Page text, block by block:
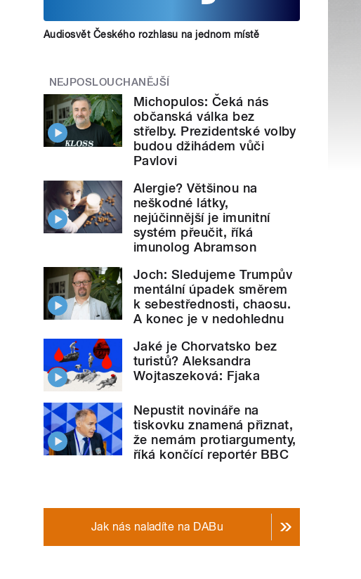
Audiosvět Českého rozhlasu na jednom místě
NEJPOSLOUCHANĚJŠÍ
Michopulos: Čeká nás
občanská válka bez
střelby. Prezidentské volby
budou džihádem vůči
Pavlovi
Alergie? Většinou na
neškodné látky,
nejúčinnější je imunitní
systém přeučit, říká
imunolog Abramson
Joch: Sledujeme Trumpův
mentální úpadek směrem
k sebestřednosti, chaosu.
A konec je v nedohlednu
Jaké je Chorvatsko bez
turistů? Aleksandra
Wojtaszeková: Fjaka
Nepustit novináře na
tiskovku znamená přiznat,
že nemám protiargumenty,
říká končící reportér BBC
Jak nás naladíte na DABu